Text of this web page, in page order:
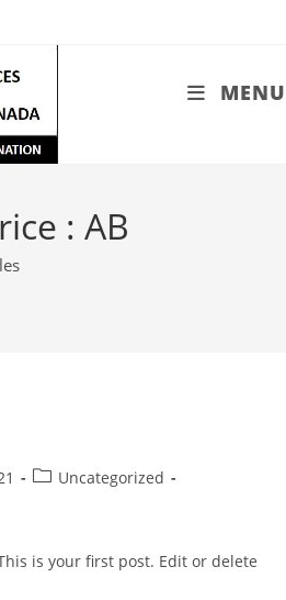
MENU
:AB
PostUncategorized
is your first post. Edit or delete